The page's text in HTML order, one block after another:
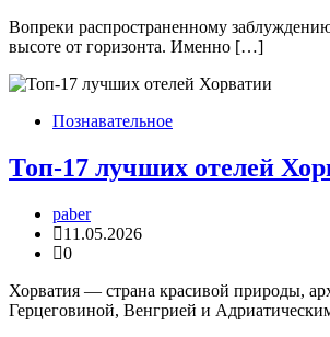
Вопреки распространенному
высоте от горизонта. Именно […]
Познавательное
Топ-17 лучших отелей
paber
11.05.2026
0
Хорватия — страна красивой природы,
Герцеговиной, Венгрией и